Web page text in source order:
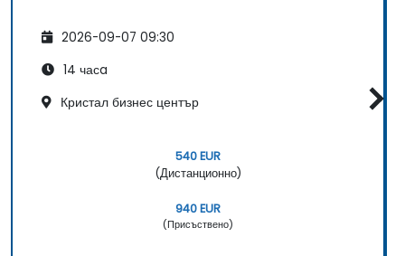
2026-09-07 09:30
14 часa
Кристал бизнес център
540 EUR
(Дистанционно)
940 EUR
(Присъствено)